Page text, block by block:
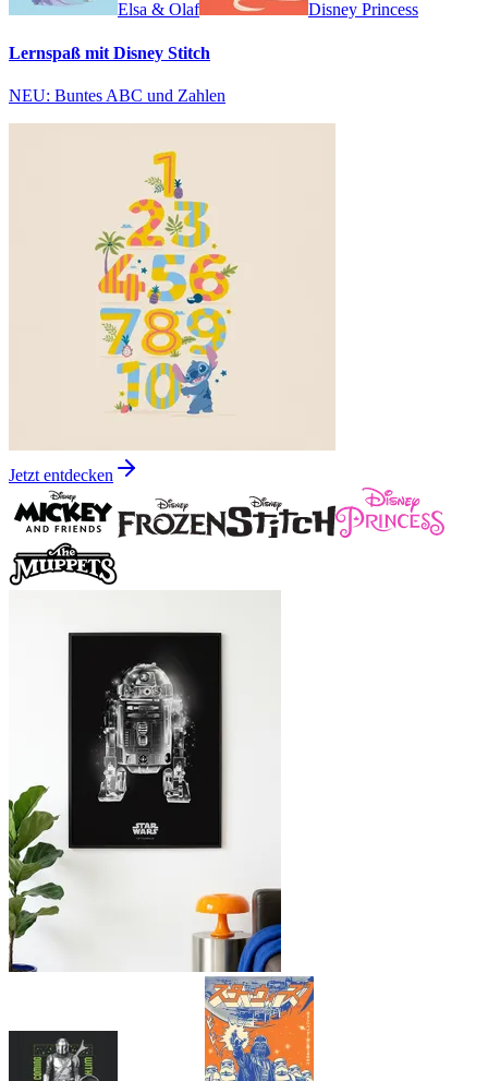
Elsa & Olaf Disney Princess
Lernspaß mit Disney Stitch
NEU: Buntes ABC und Zahlen
Jetzt entdecken